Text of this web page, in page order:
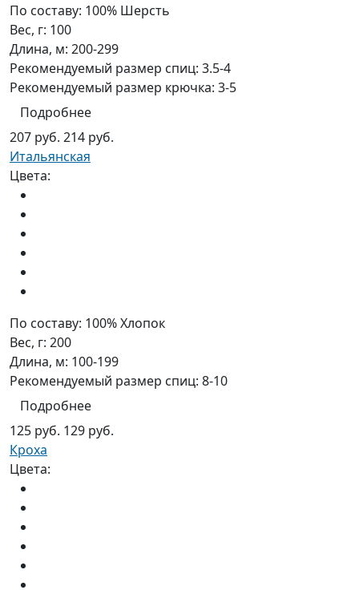
По составу: 100% Шерсть
Вес, г: 100
Длина, м: 200-299
Рекомендуемый размер спиц: 3.5-4
Рекомендуемый размер крючка: 3-5
Подробнее
207 руб. 214 руб.
Итальянская
Цвета:
По составу: 100% Хлопок
Вес, г: 200
Длина, м: 100-199
Рекомендуемый размер спиц: 8-10
Подробнее
125 руб. 129 руб.
Кроха
Цвета: